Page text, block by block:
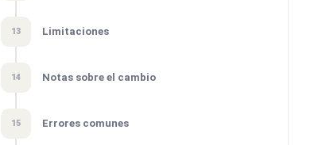
13 Limitaciones
14 Notas sobre el cambio
15 Errores comunes